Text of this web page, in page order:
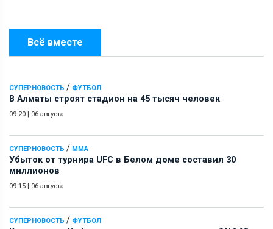
Всё вместе
СУПЕРНОВОСТЬ / ФУТБОЛ
В Алматы строят стадион на 45 тысяч человек
09:20 06 августа
СУПЕРНОВОСТЬ / ММА
Убыток от турнира UFC в Белом доме составил 30
миллионов
09:15 06 августа
СУПЕРНОВОСТЬ / ФУТБОЛ